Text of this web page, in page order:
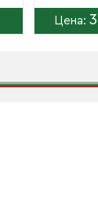
Цена: